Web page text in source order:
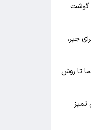
گوشت
جیر،
تا روش
تمیز